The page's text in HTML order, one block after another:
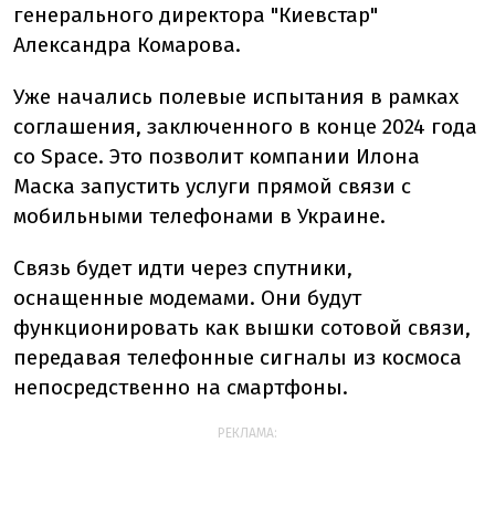
генерального директора "Киевстар"
Александра Комарова.
Уже начались полевые испытания в рамках
соглашения, заключенного в конце 2024 года
со Space. Это позволит компании Илона
Маска запустить услуги прямой связи с
мобильными телефонами в Украине.
Связь будет идти через спутники,
оснащенные модемами. Они будут
функционировать как вышки сотовой связи,
передавая телефонные сигналы из космоса
непосредственно на смартфоны.
РЕКЛАМА: